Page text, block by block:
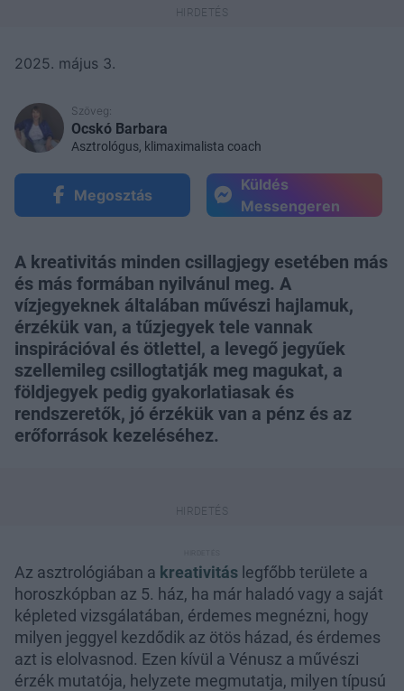
2025. május 3.
Szöveg:
Ocskó Barbara
Asztrológus, klimaximalista coach
Megosztás
Küldés
Messengeren
A kreativitás minden csillagjegy esetében más
és más formában nyilvánul meg. A
vízjegyeknek általában művészi hajlamuk,
érzékük van, a tűzjegyek tele vannak
inspirációval és ötlettel, a levegő jegyűek
szellemileg csillogtatják meg magukat, a
földjegyek pedig gyakorlatiasak és
rendszeretők, jó érzékük van a pénz és az
erőforrások kezeléséhez.
Az asztrológiában a kreativitás legfőbb területe a
horoszkópban az 5. ház, ha már haladó vagy a saját
képleted vizsgálatában, érdemes megnézni, hogy
milyen jeggyel kezdődik az ötös házad, és érdemes
azt is elolvasnod. Ezen kívül a Vénusz a művészi
érzék mutatója, helyzete megmutatja, milyen típusú